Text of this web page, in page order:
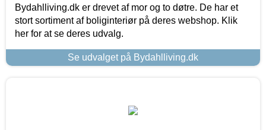
Bydahlliving.dk er drevet af mor og to døtre. De har et
stort sortiment af boliginteriør på deres webshop. Klik
her for at se deres udvalg.
Se udvalget på Bydahlliving.dk